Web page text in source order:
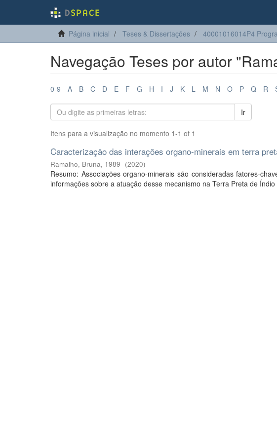
Página inicial Teses & Dissertações 40001016014P4
Navegação Teses por autor
0-9 A B C D E F G H I J K L M N O P Q R
Ir
Itens para a visualização no momento 1-1 of 1
Caracterização das interações organo-minerais em terra
Ramalho, Bruna, 1989- (2020)
Resumo: Associações organo-minerais são consideradas fatores-
informações sobre a atuação desse mecanismo na Terra Preta de